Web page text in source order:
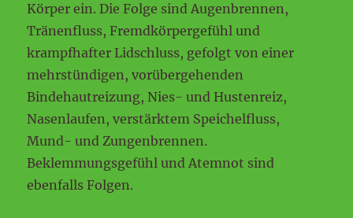
Körper ein. Die Folge sind Augenbrennen,
Tränenfluss, Fremdkörpergefühl und
krampfhafter Lidschluss, gefolgt von einer
mehrstündigen, vorübergehenden
Bindehautreizung, Nies- und Hustenreiz,
Nasenlaufen, verstärktem Speichelfluss,
Mund- und Zungenbrennen.
Beklemmungsgefühl und Atemnot sind
ebenfalls Folgen.